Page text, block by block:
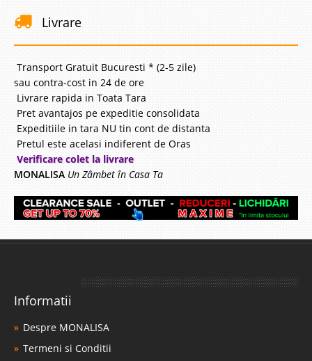
Livrare
Transport Gratuit Bucuresti * (2-5 zile)
sau contra-cost in 24 de ore
Livrare rapida in Toata Tara
Pret avantajos pe expeditie consolidata
Expeditiile in tara NU tin cont de distanta
Pretul este acelasi indiferent de Oras
Verificare colet la livrare
MONALISA Un Zâmbet în Casa Ta
Informatii
Despre MONALISA
Termeni si Conditii